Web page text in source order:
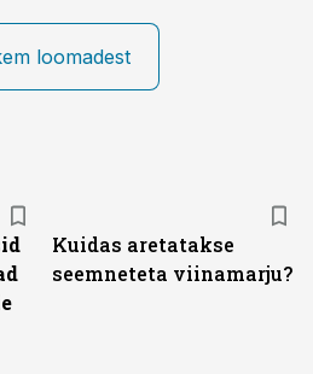
loomadest
Kuidas aretatakse
seemneteta viinamarju?